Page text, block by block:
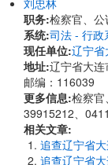
刘忠林
职务:检察官、
系统:司法 - 行政
现任单位:辽宁
地址:辽宁省大
邮编：116039
更多信息:检察
39915212、
相关文章:
追查辽宁省
追查辽宁省